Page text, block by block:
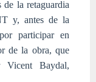
de la retaguardia
y, antes de la
participar en
de la obra, que
Vicent Baydal,